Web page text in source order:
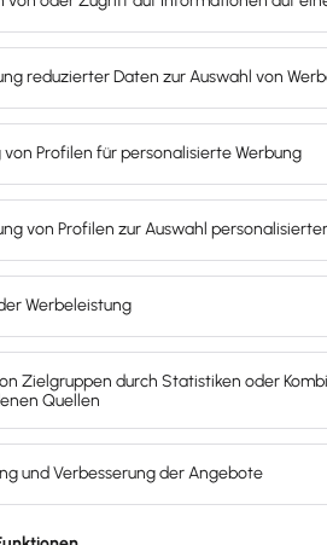
wie der Geschäftsführer an
. Im
und Bezüge des
verdeckte Gewinnausschüttung
kein Gehalt
und damit nicht durch den
nicht bei einem Geschäftsführer